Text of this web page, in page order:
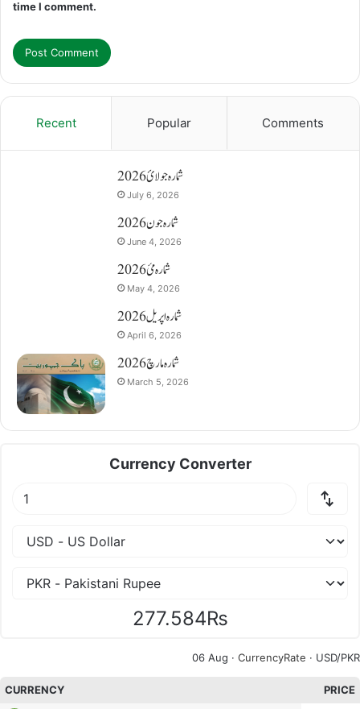
time I comment.
Recent Popular Comments
شمارہ جولائ 2026
July 6, 2026
شمارہ جون 2026
June 4, 2026
شمارہ مئ 2026
May 4, 2026
شمارہ اپریل 2026
April 6, 2026
شمارہ مارچ 2026
March 5, 2026
Currency Converter
277.584₨
06 Aug · CurrencyRate · USD/PKR
CURRENCY PRICE